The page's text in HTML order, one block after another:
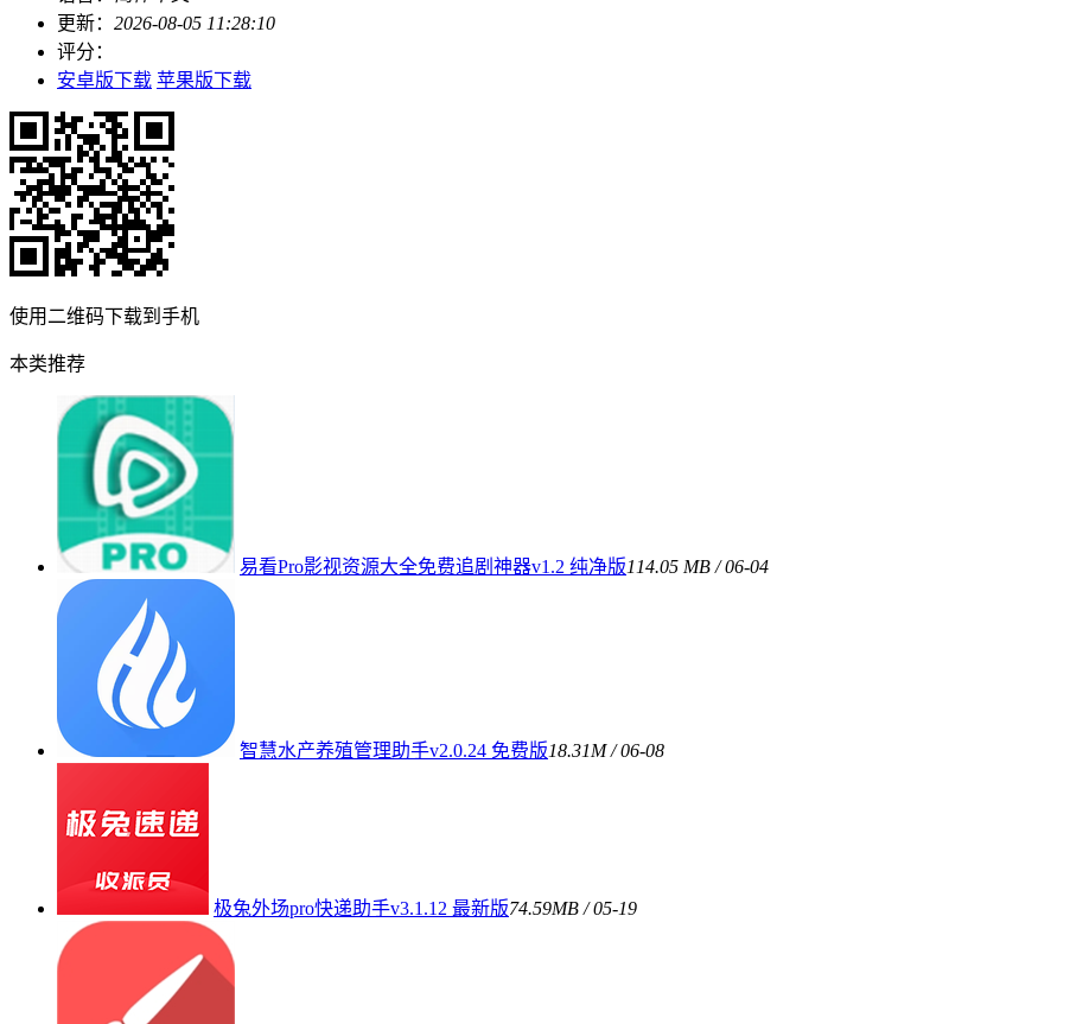
更新： 2026-08-05 11:28:10
评分：
安卓版下载 苹果版下载
使用二维码下载到手机
本类推荐
易看Pro影视资源大全免费追剧神器v1.2 纯净版114.05 MB / 06-04
智慧水产养殖管理助手v2.0.24 免费版18.31M / 06-08
极兔外场pro快递助手v3.1.12 最新版74.59MB / 05-19